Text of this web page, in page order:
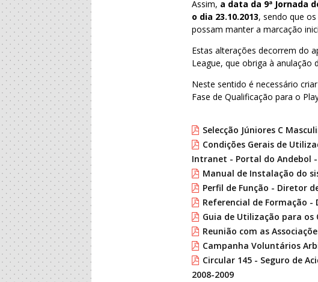
Assim, a data da 9ª Jornada
o dia 23.10.2013, sendo que
possam manter a marcação
Estas alterações decorrem do
League, que obriga à anulação
Neste sentido é necessário
Fase de Qualificação para o
Selecção Júniores C
Condições Gerais de
Intranet - Portal do Andebol
Manual de Instalação do
Perfil de Função - Diretor
Referencial de Formação -
Guia de Utilização para os
Reunião com as
Campanha Voluntários
Circular 145 - Seguro de
2008-2009